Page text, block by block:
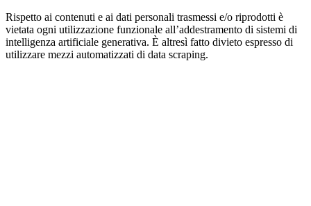
Rispetto ai contenuti e ai dati personali trasmessi e/o riprodotti è
vietata ogni utilizzazione funzionale all’addestramento di sistemi di
intelligenza artificiale generativa. È altresì fatto divieto espresso di
utilizzare mezzi automatizzati di data scraping.